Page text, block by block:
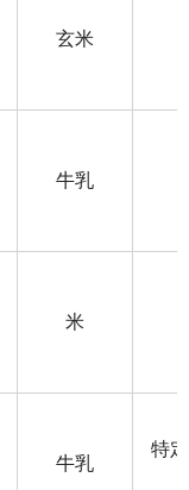
玄米
牛乳
米
牛乳
特